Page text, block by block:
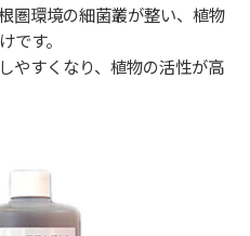
圏環境の細菌叢が整い、植物
です。
やすくなり、植物の活性が高